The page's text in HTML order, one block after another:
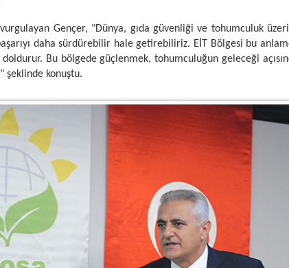
Gençer, "Dünya, gıda güvenliği ve tohumculuk
daha sürdürebilir hale getirebiliriz. EİT Bölgesi bu
Bu bölgede güçlenmek, tohumculuğun geleceği
şeklinde konuştu.